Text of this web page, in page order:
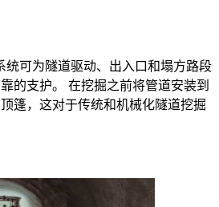
统可为隧道驱动、出入口和塌方路段
的支护。 在挖掘之前将管道安装到
篷，这对于传统和机械化隧道挖掘